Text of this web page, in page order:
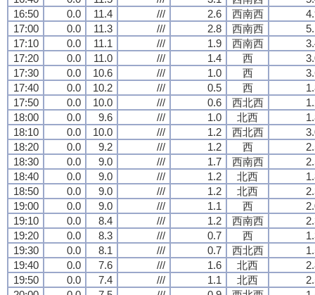
16:50
0.0 11.4 /// 2.6 西南西
17:00
0.0 11.3 /// 2.8 西南西
17:10
0.0 11.1 /// 1.9 西南西
17:20
0.0 11.0 /// 1.4 西
17:30
0.0 10.6 /// 1.0 西
17:40
0.0 10.2 /// 0.5 西
17:50
0.0 10.0 /// 0.6 西北西
18:00
0.0 9.6 /// 1.0 北西
18:10
0.0 10.0 /// 1.2 西北西
18:20
0.0 9.2 /// 1.2 西
18:30
0.0 9.0 /// 1.7 西南西
18:40
0.0 9.0 /// 1.2 北西
18:50
0.0 9.0 /// 1.2 北西
19:00
0.0 9.0 /// 1.1 西
19:10
0.0 8.4 /// 1.2 西南西
19:20
0.0 8.3 /// 0.7 西
19:30
0.0 8.1 /// 0.7 西北西
19:40
0.0 7.6 /// 1.6 北西
19:50
0.0 7.4 /// 1.1 北西